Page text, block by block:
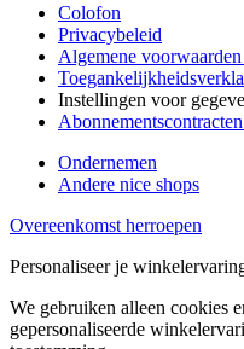
Colofon
Privacybeleid
Algemene
Instellingen voor
Ondernemen
Andere nice shops
Overeenkomst herroepen
Personaliseer je
We gebruiken alleen cookies
gepersonaliseerde